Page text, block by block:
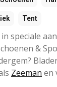
Tent
speciale
&
Zeeman en